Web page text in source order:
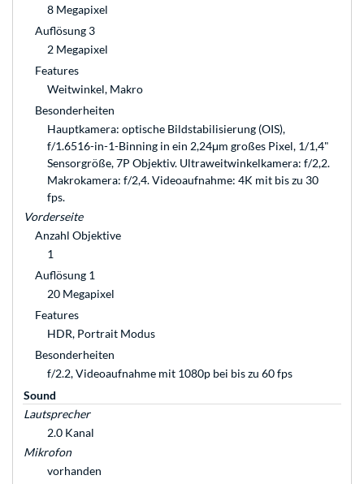
8 Megapixel
Auflösung 3
2 Megapixel
Features
Weitwinkel, Makro
Besonderheiten
Hauptkamera: optische Bildstabilisierung (OIS),
f/1.6516-in-1-Binning in ein 2,24μm großes Pixel, 1/1,4"
Sensorgröße, 7P Objektiv. Ultraweitwinkelkamera: f/2,2.
Makrokamera: f/2,4. Videoaufnahme: 4K mit bis zu 30
fps.
Vorderseite
Anzahl Objektive
1
Auflösung 1
20 Megapixel
Features
HDR, Portrait Modus
Besonderheiten
f/2.2, Videoaufnahme mit 1080p bei bis zu 60 fps
Sound
Lautsprecher
2.0 Kanal
Mikrofon
vorhanden